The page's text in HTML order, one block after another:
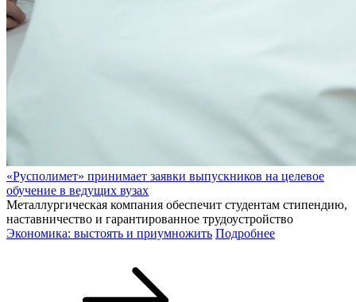
«Русполимет» принимает заявки выпускников на целевое
обучение в ведущих вузах
Металлургическая компания обеспечит студентам стипендию,
наставничество и гарантированное трудоустройство
Экономика: выстоять и приумножить Подробнее